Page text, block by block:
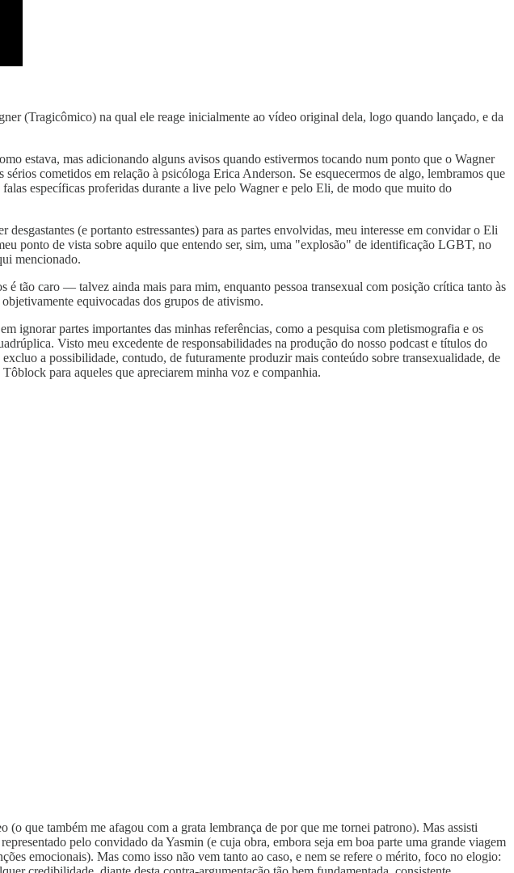
(Tragicômico) na qual ele reage inicialmente ao vídeo original dela, logo quando lançado, e da
estava, mas adicionando alguns avisos quando estivermos tocando num ponto que o Wagner
cometidos em relação à psicóloga Erica Anderson. Se esquecermos de algo, lembramos que
específicas proferidas durante a live pelo Wagner e pelo Eli, de modo que muito do
(e portanto estressantes) para as partes envolvidas, meu interesse em convidar o Eli
ponto de vista sobre aquilo que entendo ser, sim, uma "explosão" de identificação LGBT, no
mencionado.
é tão caro — talvez ainda mais para mim, enquanto pessoa transexual com posição crítica tanto às
equivocadas dos grupos de ativismo.
ignorar partes importantes das minhas referências, como a pesquisa com pletismografia e os
Visto meu excedente de responsabilidades na produção do nosso podcast e títulos do
a possibilidade, contudo, de futuramente produzir mais conteúdo sobre transexualidade, de
para aqueles que apreciarem minha voz e companhia.
(o que também me afagou com a grata lembrança de por que me tornei patrono). Mas assisti
pelo convidado da Yasmin (e cuja obra, embora seja em boa parte uma grande viagem
emocionais). Mas como isso não vem tanto ao caso, e nem se refere o mérito, foco no elogio: